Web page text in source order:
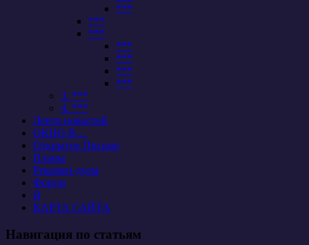
***
***
***
***
***
***
***
3. ***
4. ***
Лента новостей
ОКНО В…
Открытое Письмо
Планы
Рекомен-дуем
Форум
Я
КАРТА САЙТА
Навигация по статьям